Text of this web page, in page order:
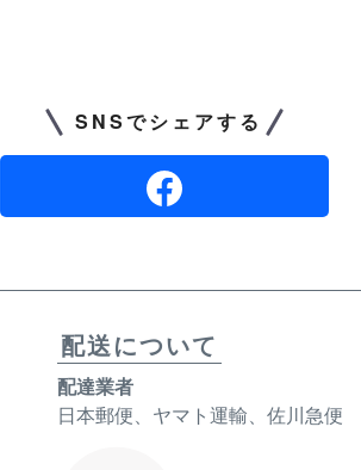
SNSでシェアする
配送について
配達業者
日本郵便、ヤマト運輸、佐川急便